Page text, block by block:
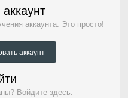
аккаунта. Это просто!
аккаунт
Войдите здесь.